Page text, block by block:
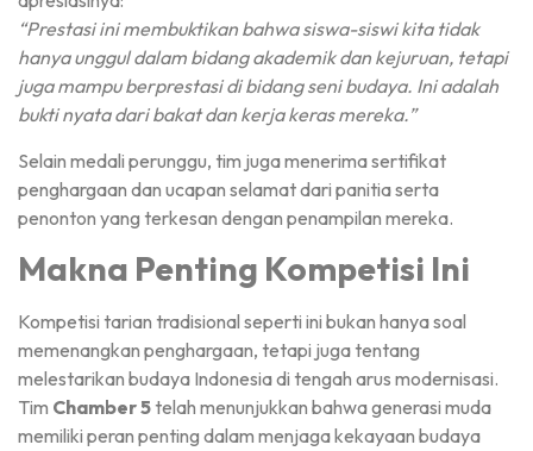
“Prestasi ini membuktikan bahwa siswa-siswi kita tidak
hanya unggul dalam bidang akademik dan kejuruan, tetapi
juga mampu berprestasi di bidang seni budaya. Ini adalah
bukti nyata dari bakat dan kerja keras mereka.”
Selain medali perunggu, tim juga menerima sertifikat
penghargaan dan ucapan selamat dari panitia serta
penonton yang terkesan dengan penampilan mereka.
Makna Penting Kompetisi Ini
Kompetisi tarian tradisional seperti ini bukan hanya soal
memenangkan penghargaan, tetapi juga tentang
melestarikan budaya Indonesia di tengah arus modernisasi.
Tim Chamber 5telah menunjukkan bahwa generasi muda
memiliki peran penting dalam menjaga kekayaan budaya